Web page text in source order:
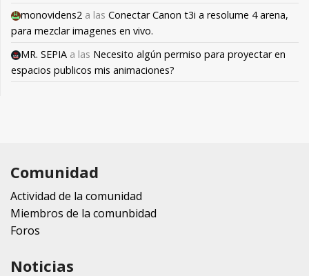
monovidens2 a las Conectar Canon t3i a resolume 4 arena,
para mezclar imagenes en vivo.
MR. SEPIA a las Necesito algún permiso para proyectar en
espacios publicos mis animaciones?
Comunidad
Actividad de la comunidad
Miembros de la comunbidad
Foros
Noticias